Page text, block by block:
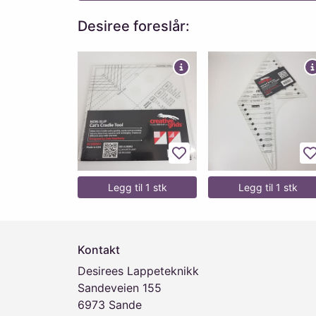
Desiree foreslår:
Legg til favoritter
Legg til 1 stk Legg til 1 stk
Kontakt
Desirees Lappeteknikk
Sandeveien 155
6973 Sande